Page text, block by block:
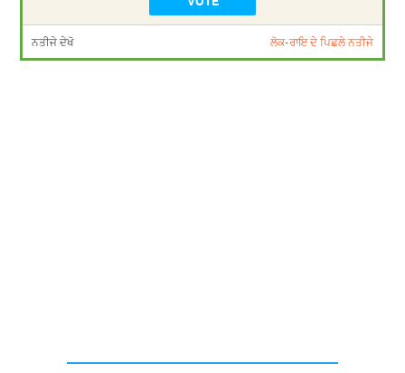
ਨਤੀਜੇ ਦੇਖੋ ਲੋਕ-ਰਾਇ ਦੇ ਪਿਛਲੇ ਨਤੀਜੇ